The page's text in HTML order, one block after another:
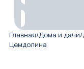
Главная/Дома и дачи/
Цемдолина